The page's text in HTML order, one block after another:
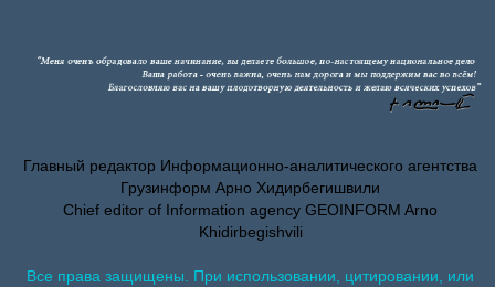
Главный редактор Информационно-аналитического агентства
Грузинформ Арно Хидирбегишвили
Chief editor of Information agency GEOINFORM Arno
Khidirbegishvili
Все права защищены. При использовании, цитировании, или